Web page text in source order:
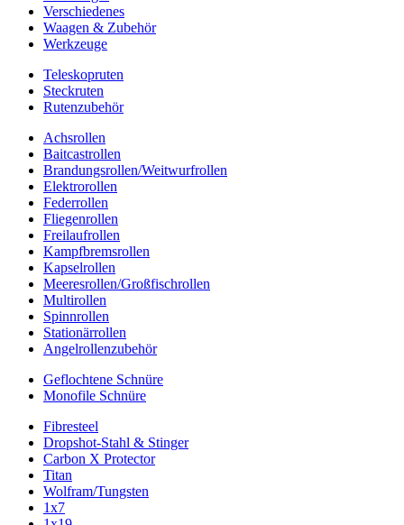
Verschiedenes
Waagen & Zubehör
Werkzeuge
Teleskopruten
Steckruten
Rutenzubehör
Achsrollen
Baitcastrollen
Brandungsrollen/Weitwurfrollen
Elektrorollen
Federrollen
Fliegenrollen
Freilaufrollen
Kampfbremsrollen
Kapselrollen
Meeresrollen/Großfischrollen
Multirollen
Spinnrollen
Stationärrollen
Angelrollenzubehör
Geflochtene Schnüre
Monofile Schnüre
Fibresteel
Dropshot-Stahl & Stinger
Carbon X Protector
Titan
Wolfram/Tungsten
1x7